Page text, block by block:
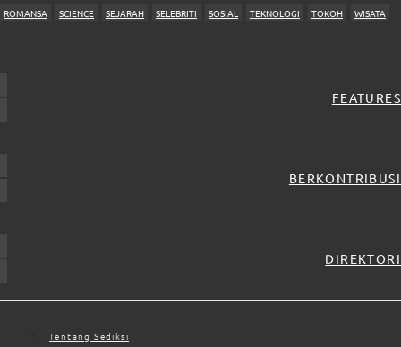
ROMANSA
SCIENCE SEJARAH SELEBRITI SOSIAL TEKNOLOGI TOKOH WISATA
FEATURES
BERKONTRIBUSI
DIREKTORI
Tentang Sediksi